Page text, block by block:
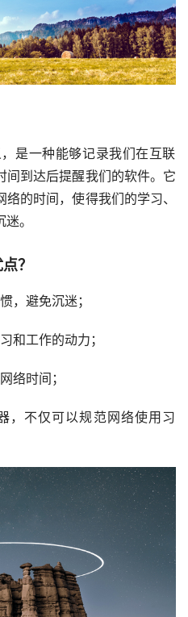
间到达后提醒我们的软件。它
的时间，使得我们的学习、
。
？
，避免沉迷；
和工作的动力；
络时间；